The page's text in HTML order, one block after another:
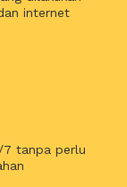
internet
7 tanpa perlu